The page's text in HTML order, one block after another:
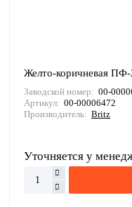
Желто-коричневая
Заводской номер: 00-
Артикул: 00-00006472
Производитель: Britz
Уточняется у